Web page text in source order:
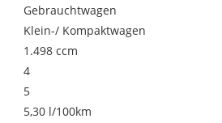
Gebrauchtwagen
Klein-/ Kompaktwagen
1.498 ccm
4
5
5,30 l/100km